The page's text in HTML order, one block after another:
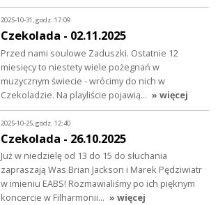
2025-10-31, godz. 17:09
Czekolada - 02.11.2025
Przed nami soulowe Zaduszki. Ostatnie 12
miesięcy to niestety wiele pożegnań w
muzycznym świecie - wrócimy do nich w
Czekoladzie. Na playliście pojawią… » więcej
2025-10-25, godz. 12:40
Czekolada - 26.10.2025
Już w niedzielę od 13 do 15 do słuchania
zapraszają Was Brian Jackson i Marek Pędziwiatr
w imieniu EABS! Rozmawialiśmy po ich pięknym
koncercie w Filharmonii… » więcej